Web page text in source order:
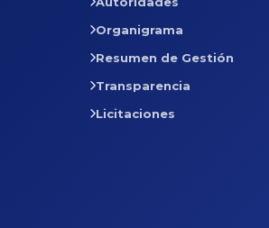
Organigrama
Resumen de Gestión
Transparencia
Licitaciones